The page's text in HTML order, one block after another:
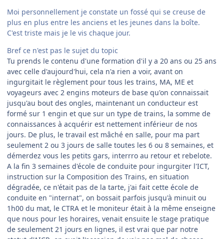
Moi personnellement je constate un fossé qui se creuse de
plus en plus entre les anciens et les jeunes dans la boîte.
C'est triste mais je le vis chaque jour.
Bref ce n'est pas le sujet du topic
Tu prends le contenu d'une formation d'il y a 20 ans ou 25 ans
avec celle d'aujourd'hui, cela n'a rien a voir, avant on
ingurgitait le règlement pour tous les trains, MA, ME et
voyageurs avec 2 engins moteurs de base qu'on connaissait
jusqu'au bout des ongles, maintenant un conducteur est
formé sur 1 engin et que sur un type de trains, la somme de
connaissances à acquérir est nettement inférieur de nos
jours. De plus, le travail est mâché en salle, pour ma part
seulement 2 ou 3 jours de salle toutes les 6 ou 8 semaines, et
démerdez vous les petits gars, interrro au retour et rebelote.
A la fin 3 semaines d'école de conduite pour ingurgiter l'ICT,
instruction sur la Composition des Trains, en situation
dégradée, ce n'était pas de la tarte, j'ai fait cette école de
conduite en "internat", on bossait parfois jusqu'à minuit ou
1h00 du mat, le CTRA et le moniteur était à la même enseigne
que nous pour les horaires, venait ensuite le stage pratique
de seulement 21 jours en lignes, il est vrai que par notre